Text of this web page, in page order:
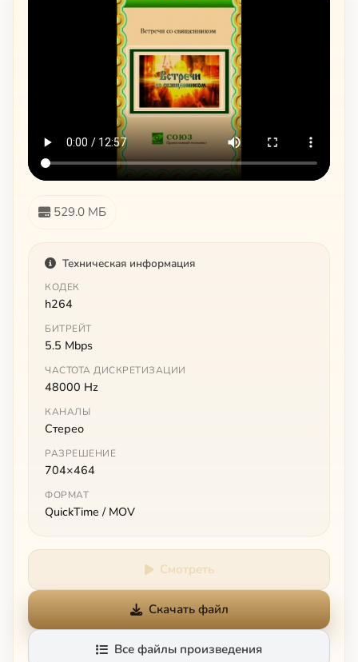
529.0 МБ
Техническая информация
КОДЕК
h264
БИТРЕЙТ
5.5 Mbps
ЧАСТОТА ДИСКРЕТИЗАЦИИ
48000 Hz
КАНАЛЫ
Стерео
РАЗРЕШЕНИЕ
704×464
ФОРМАТ
QuickTime / MOV
Смотреть
Скачать файл
Все файлы произведения